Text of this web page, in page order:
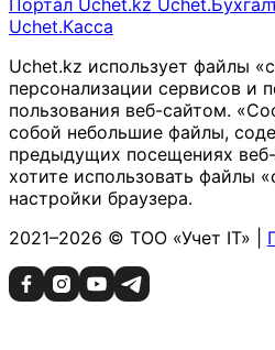
Портал Uchet.kz
Uchet.Касса
Uchet.kz использует файлы
персонализации сервисов и
пользования веб-сайтом.
собой небольшие файлы,
предыдущих посещениях
хотите использовать файлы
настройки браузера.
2021–2026 © ТОО «Учет IT» |